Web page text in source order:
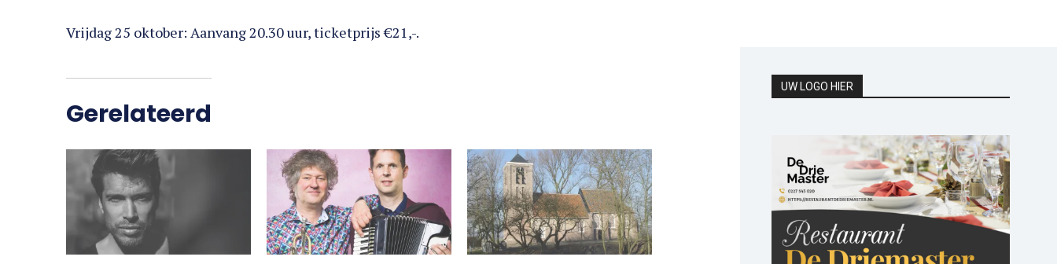
Vrijdag 25 oktober: Aanvang 20.30 uur, ticketprijs €21,-.
Gerelateerd
UW LOGO HIER